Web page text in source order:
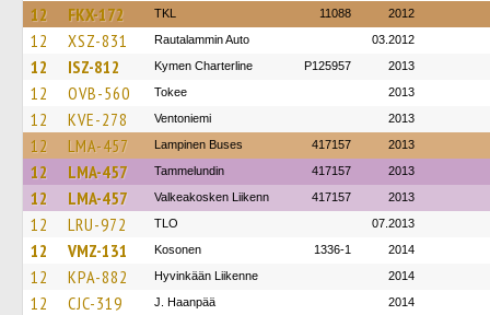
12 FKX-172 TKL 11088 2012
12 XSZ-831 Rautalammin Auto 03.2012
12 ISZ-812 Kymen Charterline P125957 2013
12 OVB-560 Tokee 2013
12 KVE-278 Ventoniemi 2013
12 LMA-457 Lampinen Buses 417157 2013
12 LMA-457 Tammelundin 417157 2013
12 LMA-457 Valkeakosken Liikenn 417157 2013
12 LRU-972 TLO 07.2013
12 VMZ-131 Kosonen 1336-1 2014
12 KPA-882 Hyvinkään Liikenne 2014
12 CJC-319 J. Haanpää 2014